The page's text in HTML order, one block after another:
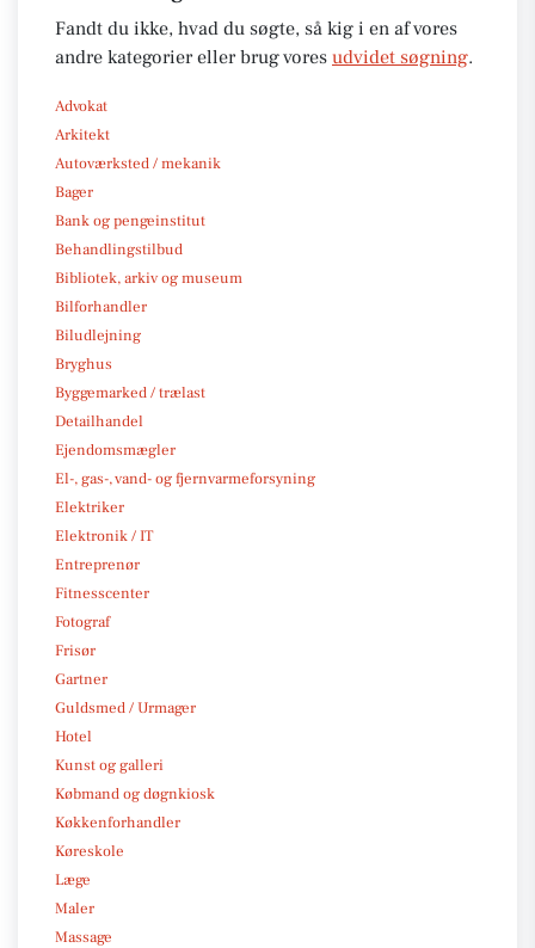
Fandt du ikke, hvad du søgte, så kig i en af vores
andre kategorier eller brug vores udvidet søgning.
Advokat
Arkitekt
Autoværksted / mekanik
Bager
Bank og pengeinstitut
Behandlingstilbud
Bibliotek, arkiv og museum
Bilforhandler
Biludlejning
Bryghus
Byggemarked / trælast
Detailhandel
Ejendomsmægler
El-, gas-, vand- og fjernvarmeforsyning
Elektriker
Elektronik / IT
Entreprenør
Fitnesscenter
Fotograf
Frisør
Gartner
Guldsmed / Urmager
Hotel
Kunst og galleri
Købmand og døgnkiosk
Køkkenforhandler
Køreskole
Læge
Maler
Massage